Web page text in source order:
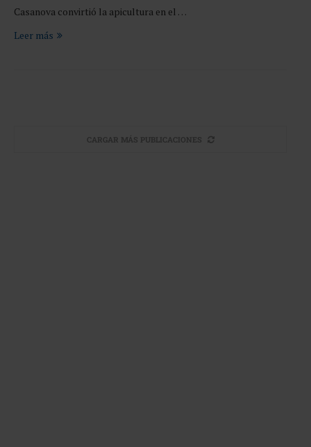
Casanova convirtió la apicultura en el …
Leer más
CARGAR MÁS PUBLICACIONES